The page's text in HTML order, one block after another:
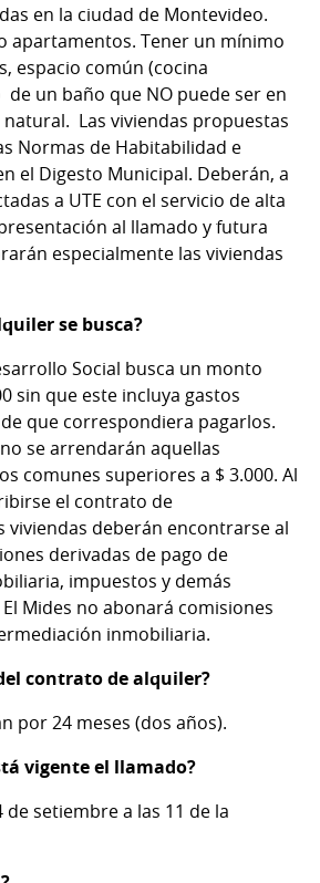
en la ciudad de Montevideo.
apartamentos. Tener un mínimo
espacio común (cocina
un baño que NO puede ser en
Las viviendas propuestas
Normas de Habitabilidad e
el Digesto Municipal. Deberán, a
a UTE con el servicio de alta
al llamado y futura
especialmente las viviendas
se busca?
Social busca un monto
sin que este incluya gastos
que correspondiera pagarlos.
se arrendarán aquellas
comunes superiores a $ 3.000. Al
el contrato de
viviendas deberán encontrarse al
derivadas de pago de
impuestos y demás
Mides no abonará comisiones
inmobiliaria.
contrato de alquiler?
por 24 meses (dos años).
vigente el llamado?
de setiembre a las 11 de la